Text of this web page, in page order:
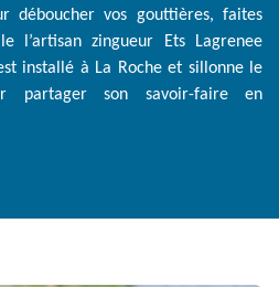
déboucher vos gouttières, faites
l’artisan zingueur Ets Lagrenee
installé à La Roche et sillonne le
partager son savoir-faire en